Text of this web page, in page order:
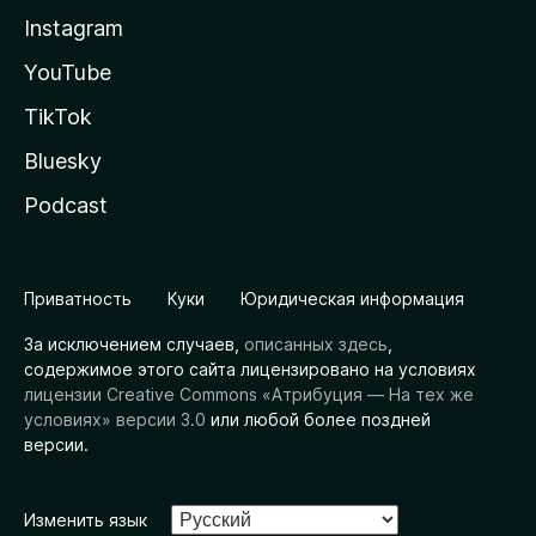
Instagram
YouTube
TikTok
Bluesky
Podcast
Приватность Куки Юридическая информация
За исключением случаев, описанных здесь
содержимое этого сайта лицензировано на условиях
лицензии Creative Commons «Атрибуция — На тех же
условиях» версии 3.0 или любой более поздней
версии.
Изменить язык